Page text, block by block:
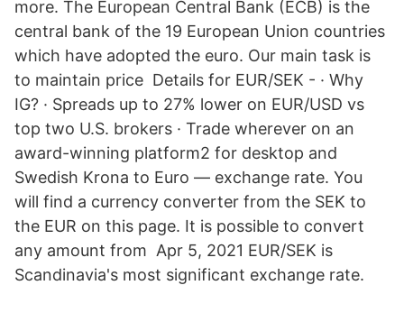
more. The European Central Bank (ECB) is the
central bank of the 19 European Union countries
which have adopted the euro. Our main task is
to maintain price Details for EUR/SEK - · Why
IG? · Spreads up to 27% lower on EUR/USD vs
top two U.S. brokers · Trade wherever on an
award-winning platform2 for desktop and
Swedish Krona to Euro — exchange rate. You
will find a currency converter from the SEK to
the EUR on this page. It is possible to convert
any amount from Apr 5, 2021 EUR/SEK is
Scandinavia's most significant exchange rate.